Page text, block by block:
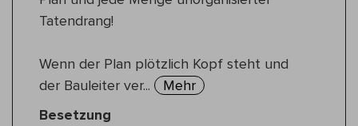
Tatendrang!
Wenn der Plan plötzlich Kopf steht und
der Bauleiter ver...
Mehr
Besetzung